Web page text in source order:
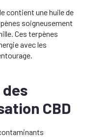
contient une huile de
soigneusement
Ces terpènes
avec les
CBD